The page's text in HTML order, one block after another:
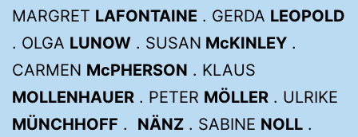
MARGRET LAFONTAINE . GERDA LEOPOLD
. OLGA LUNOW . SUSAN McKINLEY .
CARMEN McPHERSON . KLAUS
MOLLENHAUER . PETER MÖLLER . ULRIKE
MÜNCHHOFF . NÄNZ . SABINE NOLL .